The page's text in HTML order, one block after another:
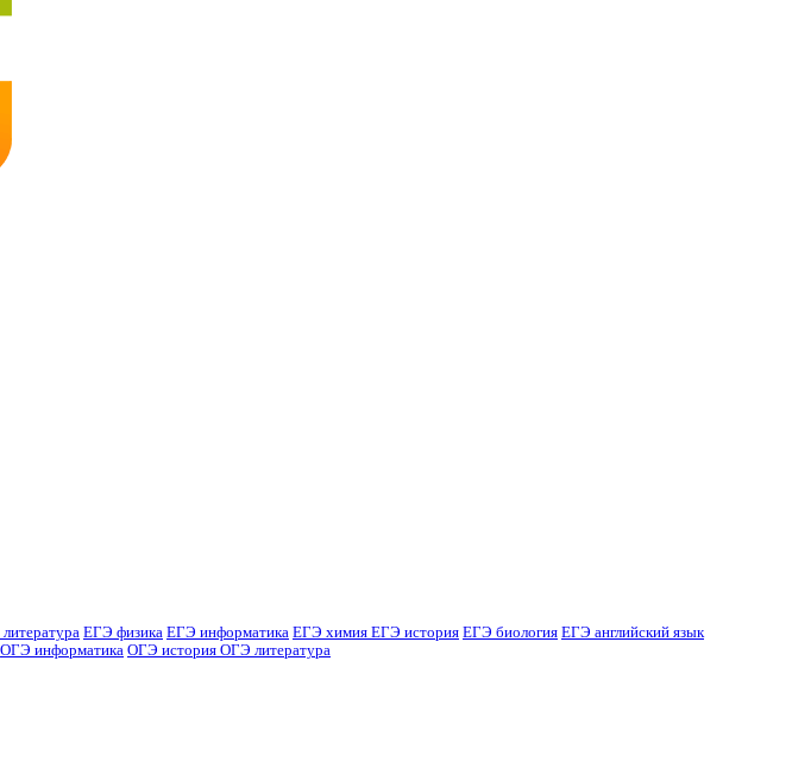
ЕГЭ физика ЕГЭ информатика ЕГЭ химия ЕГЭ история ЕГЭ биология ЕГЭ английский язык
ОГЭ информатика ОГЭ история ОГЭ литература